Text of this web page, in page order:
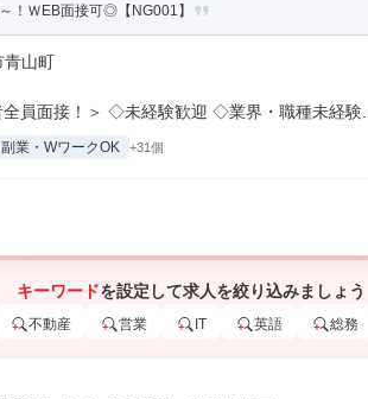
！ＷEB面接可◎【NG001】
青山町
員面接！＞ ◇未経験歓迎 ◇業界・職種未経験...
副業・WワークOK +31個
キーワードを設定して求人を絞り込みましょう
不動産 営業 IT 英語 総務